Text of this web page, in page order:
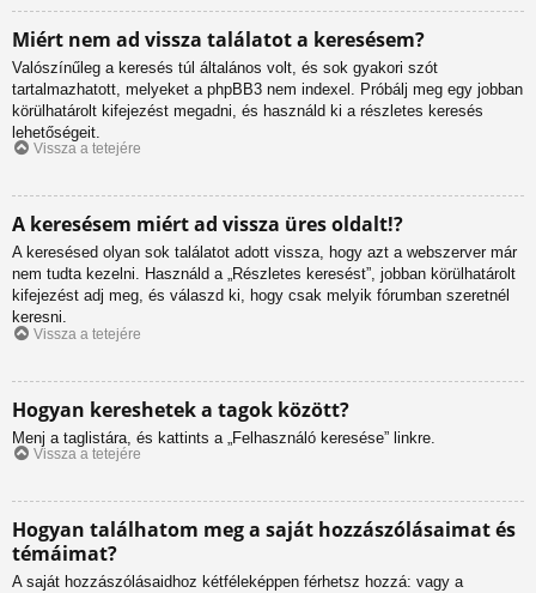
Miért nem ad vissza találatot a keresésem?
Valószínűleg a keresés túl általános volt, és sok gyakori szót
tartalmazhatott, melyeket a phpBB3 nem indexel. Próbálj meg egy jobban
körülhatárolt kifejezést megadni, és használd ki a részletes keresés
lehetőségeit.
Vissza a tetejére
A keresésem miért ad vissza üres oldalt!?
A keresésed olyan sok találatot adott vissza, hogy azt a webszerver már
nem tudta kezelni. Használd a „Részletes keresést”, jobban körülhatárolt
kifejezést adj meg, és válaszd ki, hogy csak melyik fórumban szeretnél
keresni.
Vissza a tetejére
Hogyan kereshetek a tagok között?
Menj a taglistára, és kattints a „Felhasználó keresése” linkre.
Vissza a tetejére
Hogyan találhatom meg a saját hozzászólásaimat és
témáimat?
A saját hozzászólásaidhoz kétféleképpen férhetsz hozzá: vagy a